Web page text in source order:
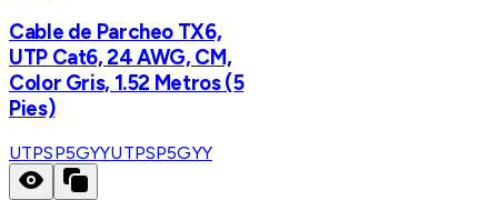
Cable de Parcheo TX6,
UTP Cat6, 24 AWG, CM,
Color Gris, 1.52 Metros (5
Pies)
UTPSP5GYYUTPSP5GYY